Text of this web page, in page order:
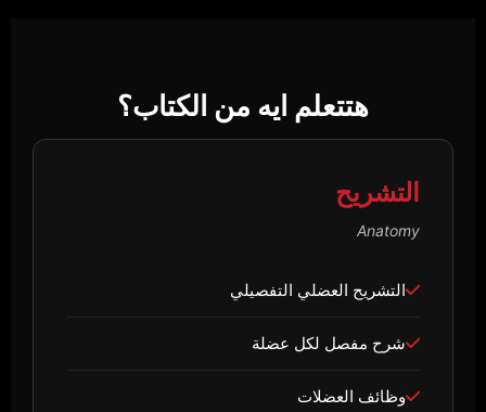
هتتعلم ايه من الكتاب؟
التشريح
Anatomy
التشريح العضلي التفصيلي
شرح مفصل لكل عضلة
وظائف العضلات